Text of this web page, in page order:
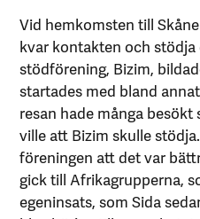
Vid hemkomsten till
kvar kontakten och stödja
stödförening, Bizim,
startades med bland
resan hade många
ville att Bizim skulle
föreningen att det var
gick till Afrikagrupperna,
egeninsats, som Sida